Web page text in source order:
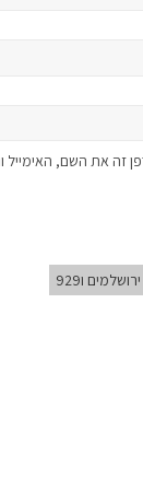
זה את השם,
ו929